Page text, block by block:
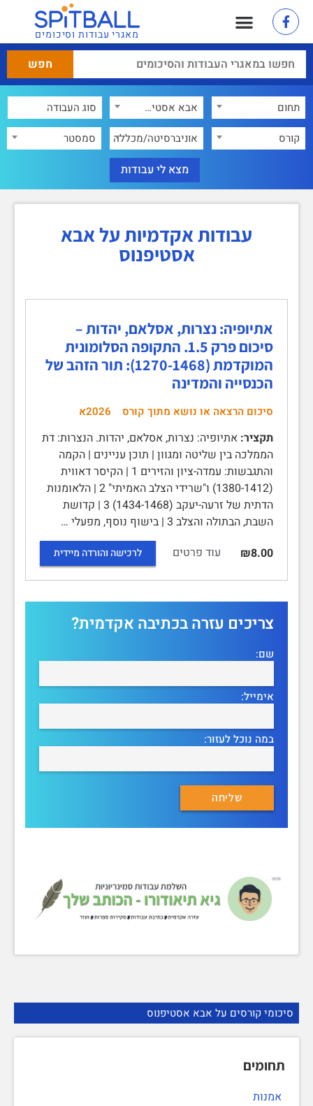
מאגרי עבודות וסיכומים
תחום
אבא אסטיפנוס
קורס
אוניברסיטה/מכללה סמסטר
סיכומי קורסים על אבא אסטיפנוס
תחומים
אמנות
עבודות אקדמיות על אבא
אסטיפנוס
אתיופיה: נצרות, אסלאם, יהדות –
סיכום פרק 1.5. התקופה הסלומונית
המוקדמת (1270-1468): תור הזהב של
הכנסייה והמדינה
סיכום הרצאה או נושא מתוך קורס 2026א
תקציר: אתיופיה: נצרות, אסלאם, יהדות. הנצרות: דת
הממלכה בין שליטה ומגוון | תוכן עניינים | הקמה
והתגבשות: עמדה-ציון והזירים 1 | הקיסר דאווית
(1380-1412) ו"שרידי הצלב האמיתי" 2 | הלאומנות
הדתית של זרעה-יעקב (1434-1468) 3 | קדושת
השבת, הבתולה והצלב 3 | בישוף נוסף, מפעלי …
₪8.00
עוד פרטים לרכישה והורדה מיידית
צריכים עזרה בכתיבה אקדמית?
שם:
אימייל:
במה נוכל לעזור: